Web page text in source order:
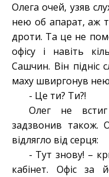
Олега очей, узяв
нею об апарат, аж
дроти. Та це не
офісу і навіть
Сашчин. Він підніс
маху швиргонув
- Це ти? Ти?!
Олег не
задзвонив також.
відлягло від серця:
- Тут знову! –
кабінет. Офіс за